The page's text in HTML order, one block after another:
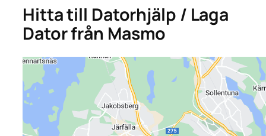
Hitta till Datorhjälp / Laga
Dator från Masmo